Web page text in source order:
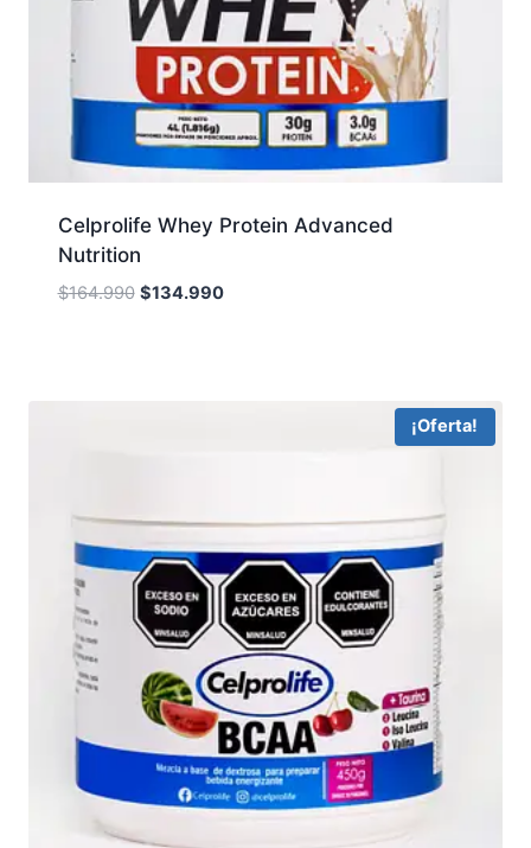
Celprolife Whey Protein Advanced
Nutrition
$164.990 Original
$134.990Current
¡Oferta!